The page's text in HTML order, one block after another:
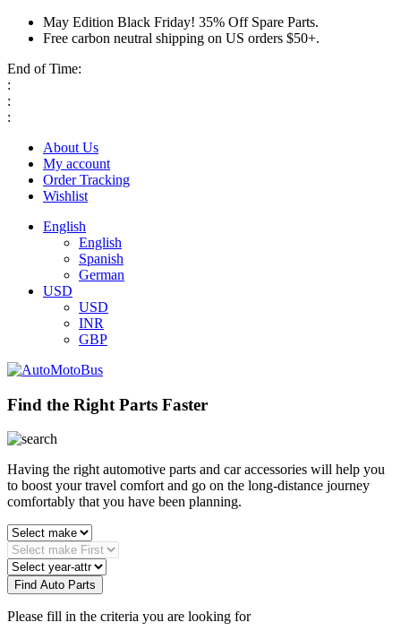
May Edition Black Friday! 35% Off Spare Parts.
Free carbon neutral shipping on US orders $50+.
End of Time:
:
:
:
About Us
My account
Order Tracking
Wishlist
English
English
Spanish
German
USD
USD
INR
GBP
Find the Right Parts Faster
Having the right automotive parts and car accessories will help you
to boost your travel comfort and go on the long-distance journey
comfortably that you have been planning.
Find Auto Parts
Please fill in the criteria you are looking for